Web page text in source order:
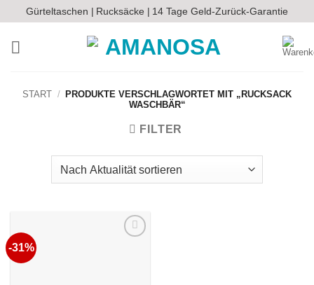
Inhalt
springen
Gürteltaschen | Rucksäcke | 14 Tage Geld-Zurück-Garantie
START /
PRODUKTE VERSCHLAGWORTET MIT „RUCKSACK
WASCHBÄR“
FILTER
-31%